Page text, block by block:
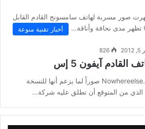
صور مسربة لهاتف سامسونج القادم القابل
أخبار تقنية منوعة
826
آيفون 5 إس
نشر الموقع الفرنسي Nowhereelse.fr صوراً لما يزعم أنها للنسخة
الذي من المتوقع أن تطلق عليه شركة…